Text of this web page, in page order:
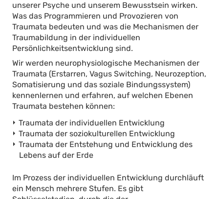
unserer Psyche und unserem Bewusstsein wirken.
Was das Programmieren und Provozieren von
Traumata bedeuten und was die Mechanismen der
Traumabildung in der individuellen
Persönlichkeitsentwicklung sind.
Wir werden neurophysiologische Mechanismen der
Traumata (Erstarren, Vagus Switching, Neurozeption,
Somatisierung und das soziale Bindungssystem)
kennenlernen und erfahren, auf welchen Ebenen
Traumata bestehen können:
Traumata der individuellen Entwicklung
Traumata der soziokulturellen Entwicklung
Traumata der Entstehung und Entwicklung des
Lebens auf der Erde
Im Prozess der individuellen Entwicklung durchläuft
ein Mensch mehrere Stufen. Es gibt